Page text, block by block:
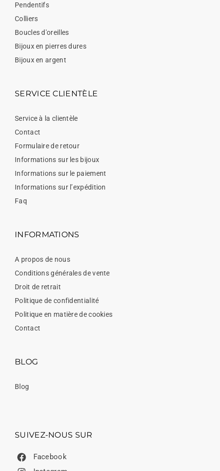
Pendentifs
Colliers
Boucles d'oreilles
Bijoux en pierres dures
Bijoux en argent
SERVICE CLIENTÈLE
Service à la clientèle
Contact
Formulaire de retour
Informations sur les bijoux
Informations sur le paiement
Informations sur l’expédition
Faq
INFORMATIONS
A propos de nous
Conditions générales de vente
Droit de retrait
Politique de confidentialité
Politique en matière de cookies
Contact
BLOG
Blog
SUIVEZ-NOUS SUR
Facebook